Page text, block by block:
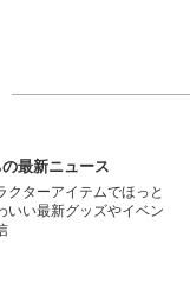
最新ニュース
クターアイテムでほっと
いい最新グッズやイベン